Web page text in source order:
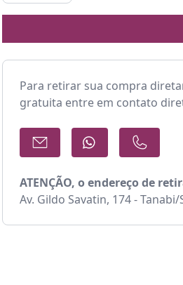
Para retirar sua compra
gratuita entre em contato
ATENÇÃO, o endereço de
Av. Gildo Savatin, 174 - Tanabi/